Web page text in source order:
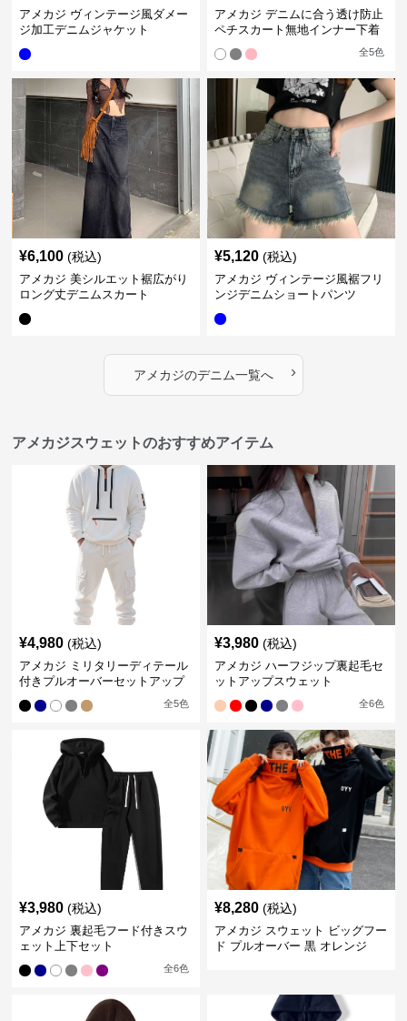
アメカジ ヴィンテージ風ダメー
ジ加工デニムジャケット
アメカジ デニムに合う透け防止
ペチスカート無地インナー下着
全5色
¥6,100 (税込)
アメカジ 美シルエット裾広がり
ロング丈デニムスカート
¥5,120 (税込)
アメカジ ヴィンテージ風裾フリ
ンジデニムショートパンツ
アメカジのデニム一覧へ ›
アメカジスウェットのおすすめアイテム
¥4,980 (税込)
アメカジ ミリタリーディテール
付きプルオーバーセットアップ
全5色
¥3,980 (税込)
アメカジ ハーフジップ裏起毛セ
ットアップスウェット
全6色
¥3,980 (税込)
アメカジ 裏起毛フード付きスウ
ェット上下セット
全6色
¥8,280 (税込)
アメカジ スウェット ビッグフー
ド プルオーバー 黒 オレンジ